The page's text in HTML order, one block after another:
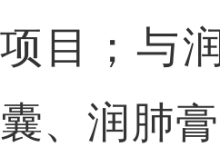
项目；与
囊、润肺